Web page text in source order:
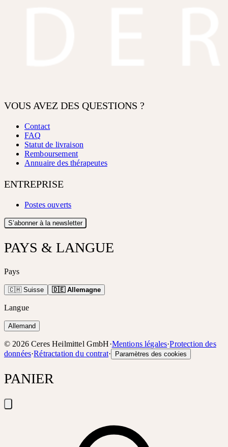
VOUS AVEZ DES QUESTIONS ?
Contact
FAQ
Statut de livraison
Remboursement
Annuaire des thérapeutes
ENTREPRISE
Postes ouverts
S’abonner à la newsletter
PAYS & LANGUE
Pays
🇨🇭 Suisse 🇩🇪 Allemagne
Langue
Allemand
© 2026 Ceres Heilmittel GmbH·Mentions légales·Protection des
données·Rétractation du contrat· Paramètres des cookies
PANIER